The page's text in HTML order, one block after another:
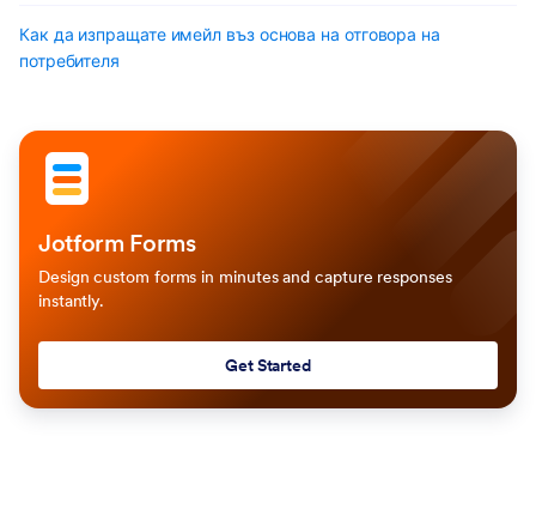
Как да изпращате имейл въз основа на отговора на
потребителя
Jotform Forms
Design custom forms in minutes and capture responses
instantly.
Get Started